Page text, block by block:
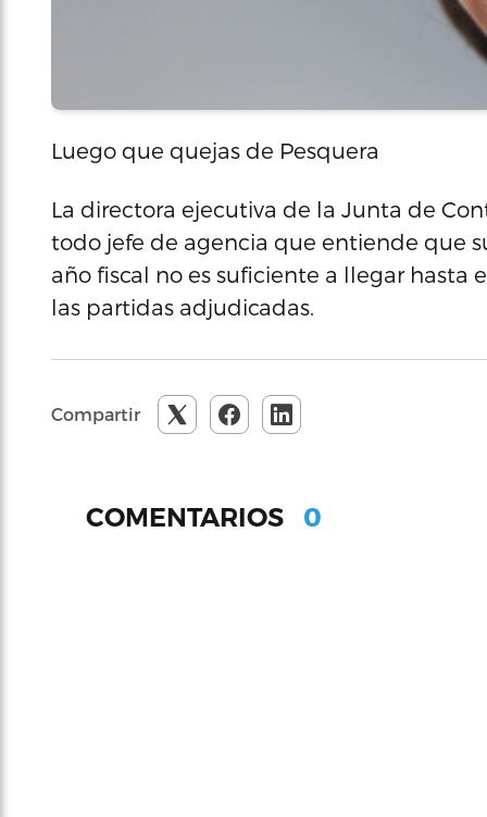
Luego que quejas de Pesquera
La directora ejecutiva de la Junta de
todo jefe de agencia que entiende que
año fiscal no es suficiente a llegar
las partidas adjudicadas.
Compartir
COMENTARIOS 0